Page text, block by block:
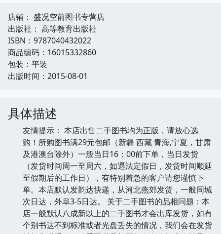
店铺： 盛况空前图书专营店
出版社： 高等教育出版社
ISBN：9787040432022
商品编码：16015332860
包装：平装
出版时间：2015-08-01
具体描述
友情提示： 本店出售二手图书均为正版，请放心选
购！所购图书满29元包邮（新疆 西藏 青海,宁夏，甘肃
及港澳台除外）一般当日16：00前下单，当日发货
（发货时间周一至周六，如遇法定假日，发货时间顺延
至假期后的工作日），有特别着急的客户请您谨慎下
单。本店默认发韵达快递，从河北燕郊发货，一般同城
次日达，外阜3-5日达。 关于二手图书的品相问题：本
店一般默认八成新以上的二手图书才会出库发货，如有
个别书达不到标准或者光盘丢失的情况，我们会在发货